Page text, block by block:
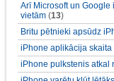
Arī Microsoft un
vietām (13)
Britu pētnieki apsūdz
iPhone aplikācija
iPhone pulkstenis atkal